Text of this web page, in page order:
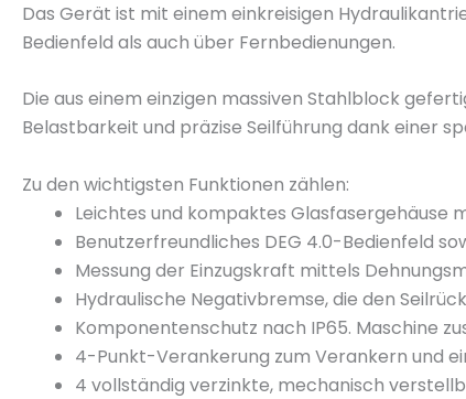
Das Gerät ist mit einem einkreisigen
Bedienfeld als auch über Fernbedienungen.
Die aus einem einzigen massiven Stahlblock
Belastbarkeit und präzise Seilführung dank einer
Zu den wichtigsten Funktionen zählen:
Leichtes und kompaktes Glasfasergehäuse
Benutzerfreundliches DEG 4.0-Bedienfeld
Messung der Einzugskraft mittels
Hydraulische Negativbremse, die den
Komponentenschutz nach IP65. Maschine
4-Punkt-Verankerung zum Verankern und
4 vollständig verzinkte, mechanisch